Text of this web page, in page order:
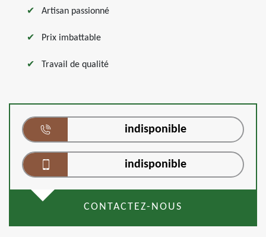
Artisan passionné
Prix imbattable
Travail de qualité
indisponible
indisponible
CONTACTEZ-NOUS